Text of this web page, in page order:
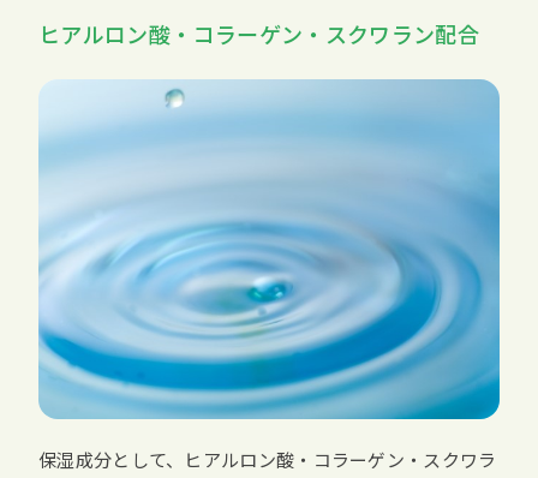
ヒアルロン酸・コラーゲン・スクワラン配合
保湿成分として、ヒアルロン酸・コラーゲン・スクワラ